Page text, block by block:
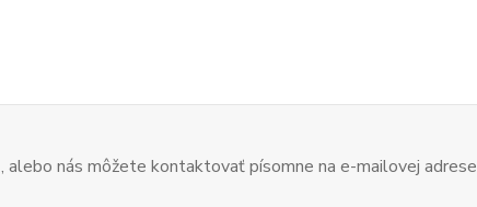
, alebo nás môžete kontaktovať písomne na e-mailovej adrese